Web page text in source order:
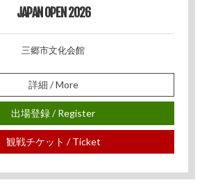
JAPAN OPEN 2026
三郷市文化会館
詳細 / More
出場登録 / Register
観戦チケット / Ticket